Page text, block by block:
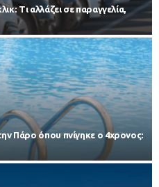
Τι αλλάζει σε παραγγελία,
Πάρο όπου πνίγηκε ο 4χρονος: